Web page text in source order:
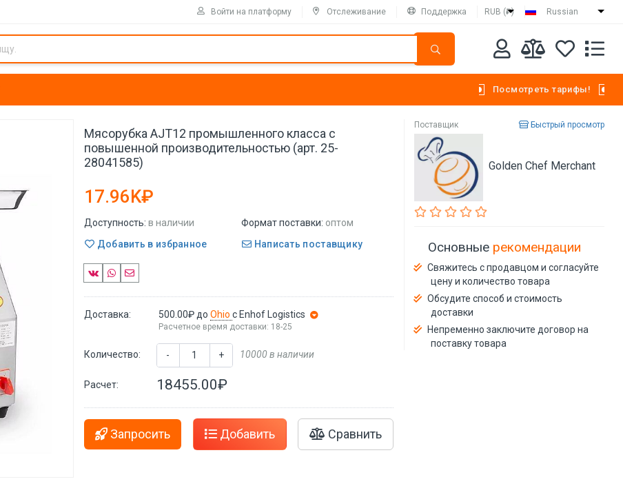
Войти на платформу Отслеживание Поддержка RUB (₽) Russian
Посмотреть тарифы!
Мясорубка AJT12 промышленного класса с
повышенной производительностью (арт. 25-
28041585)
17.96K₽
Доступность: в наличии Формат поставки: оптом
Добавить в избранное
Написать поставщику
Доставка: 500.00₽ доOhioс Enhof Logistics
Расчетное время доставки: 18-25
Количество: - + 10000 в наличии
Расчет: 18455.00₽
Запросить Добавить Сравнить
Поставщик Быстрый просмотр
Golden Chef Merchant
Основные рекомендации
Свяжитесь с продавцом и согласуйте
цену и количество товара
Обсудите способ и стоимость
доставки
Непременно заключите договор на
поставку товара